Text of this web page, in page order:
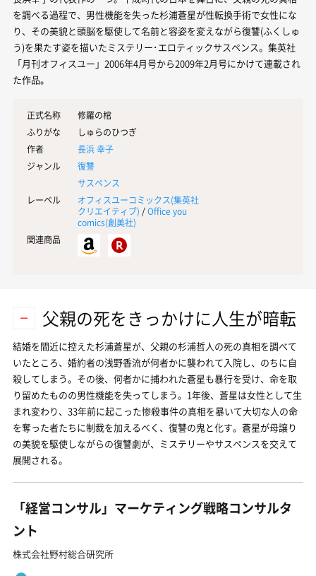
を調べる過程で、男性機能を失った杉浦蒼星が性転換手術で女性にな
り、その美貌と頭脳を駆使して名前と容姿を変えながら復讐(ふくしゅ
う)を果たす姿を描いたミステリー･エロティックサスペンス。集英社
「月刊オフィスユー」2006年4月号から2009年2月号にかけて連載され
た作品。
正式名称
修羅の棺
ふりがな
しゅらのひつぎ
作者
長浜 幸子
ジャンル
復讐
サスペンス
レーベル
オフィスユーコミックス(集英社
クリエイティブ) /Office you
comics(創美社)
関連商品
父親の死をきっかけに人生が暗転
結婚を間近に控えた杉浦蒼星が、父親の杉浦哲人の死の真相を調べて
いたところ、婚約者の浅野香流が何者かに襲われて入院し、のちに自
殺してしまう。その後、何者かに捕われた蒼星も暴行を受け、命を取
り留めたものの男性機能を失ってしまう。1年後、蒼星は女性として生
まれ変わり、33年前に起こった惨殺事件の真相を暴いて大切な人の命
を奪った者たちに制裁を加えるべく、復讐の鬼と化す。蒼星が母譲り
の美貌を駆使しながらの復讐劇が、ミステリーやサスペンスを交えて
展開される。
「経営コンサル」マーケティング戦略コンサルタ
ント
株式会社野村総合研究所